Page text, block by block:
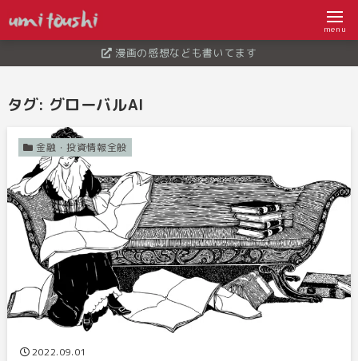
menu
漫画の感想なども書いてます
タグ: グローバルAI
2022.09.01
金融・投資情報全般